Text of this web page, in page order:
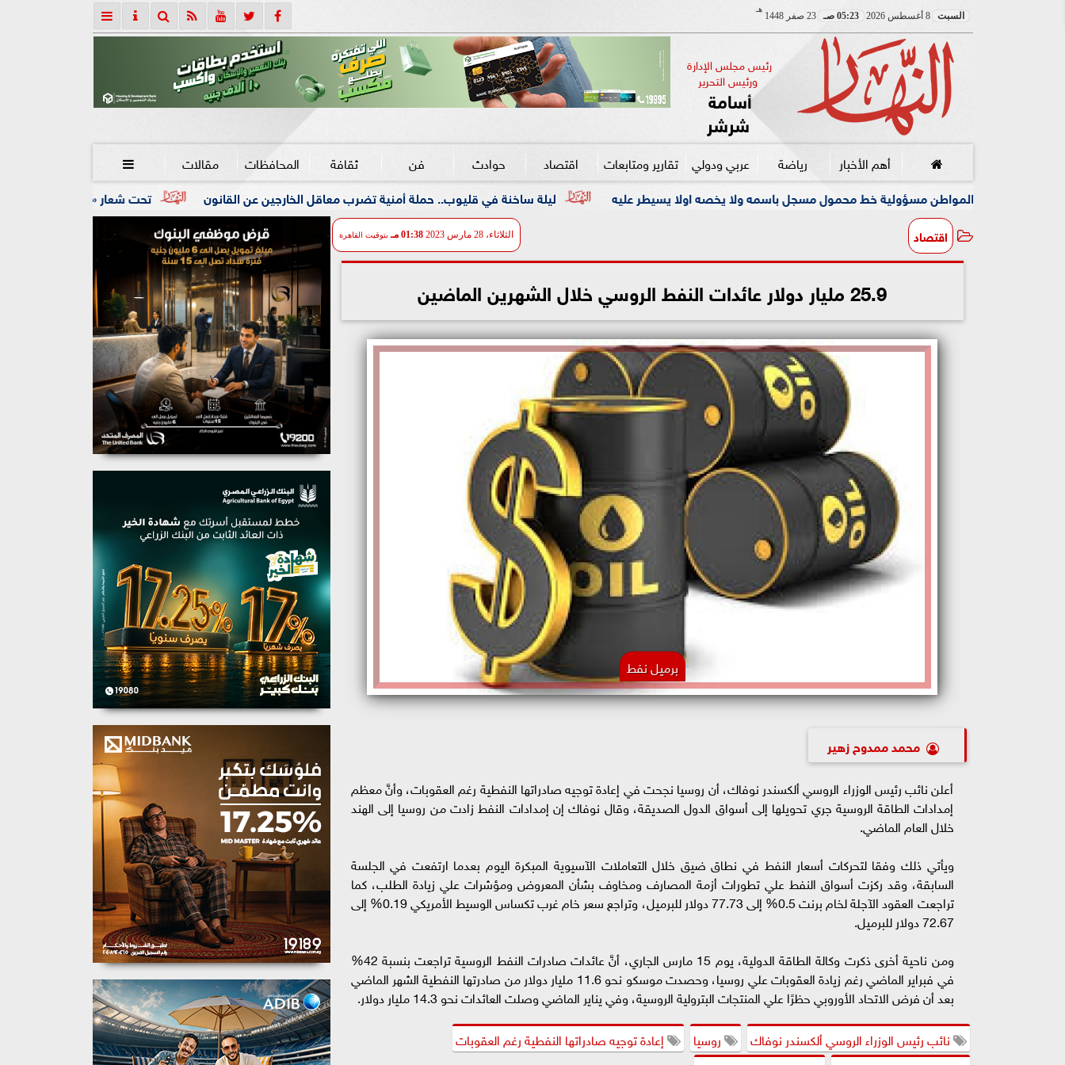
السبت 8 أغسطس 2026 05:23 صـ 23 صفر 1448
هـ
رئيس مجلس الإدارة
ورئيس التحرير
أسامة
شرشر
أهم الأخبار رياضة عربي ودولي تقارير ومتابعات اقتصاد حوادث فن ثقافة المحافظات مقالات 
تحت شعار «خدمة بيوت الله شرف».. محافظ كفرالشيخ: ليلة ساخنة في قليوب.. حملة أمنية تضرب معاقل الخارجين عن القانون مسؤولية خط محمول مسجل باسمه ولا يخصه اولا يسيطر عليه
اقتصاد الثلاثاء، 28 مارس 2023 01:38 مـ بتوقيت القاهرة
25.9 مليار دولار عائدات النفط الروسي خلال الشهرين الماضين
برميل نفط
محمد ممدوح زهير
أعلن نائب رئيس الوزراء الروسي ألكسندر نوفاك، أن روسيا نجحت في إعادة توجيه صادراتها النفطية رغم العقوبات، وأنَّ معظم
إمدادات الطاقة الروسية جري تحويلها إلى أسواق الدول الصديقة، وقال نوفاك إن إمدادات النفط زادت من روسيا إلى الهند
خلال العام الماضي.
ويأتي ذلك وفقا لتحركات أسعار النفط في نطاق ضيق خلال التعاملات الآسيوية المبكرة اليوم بعدما ارتفعت في الجلسة
السابقة، وقد ركزت أسواق النفط علي تطورات أزمة المصارف ومخاوف بشأن المعروض ومؤشرات علي زيادة الطلب، كما
تراجعت العقود الآجلة لخام برنت 0.5% إلى 77.73 دولار للبرميل، وتراجع سعر خام غرب تكساس الوسيط الأمريكي 0.19% إلى
72.67 دولار للبرميل.
ومن ناحية أخرى ذكرت وكالة الطاقة الدولية، يوم 15 مارس الجاري، أنَّ عائدات صادرات النفط الروسية تراجعت بنسبة 42%
في فبراير الماضي رغم زيادة العقوبات علي روسيا، وحصدت موسكو نحو 11.6 مليار دولار من صادرتها النفطية الشهر الماضي
بعد أن فرض الاتحاد الأوروبي حظرًا علي المنتجات البترولية الروسية، وفي يناير الماضي وصلت العائدات نحو 14.3 مليار دولار.
نائب رئيس الوزراء الروسي ألكسندر نوفاك
روسيا
إعادة توجيه صادراتها النفطية رغم العقوبات